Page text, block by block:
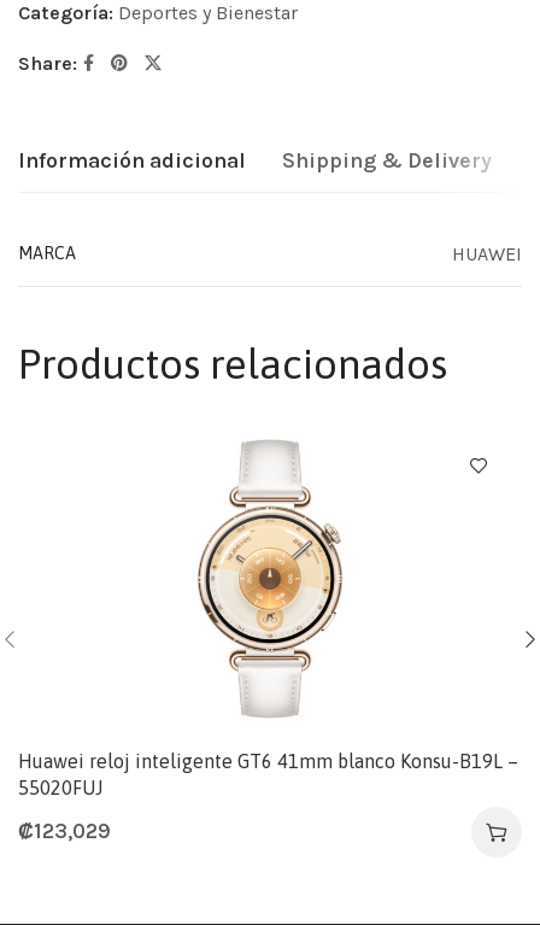
Categoría: Deportes y Bienestar
Share:
Información adicional Shipping & Delivery
MARCA HUAWEI
Productos relacionados
Huawei reloj inteligente GT6 41mm blanco Konsu-B19L –
55020FUJ
₡123,029